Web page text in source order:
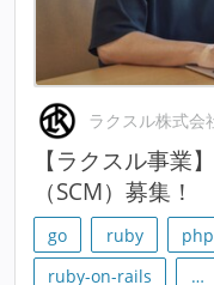
ラクスル株式会
【ラクスル事業
（SCM）募集！
go ruby php
ruby-on-rails
…